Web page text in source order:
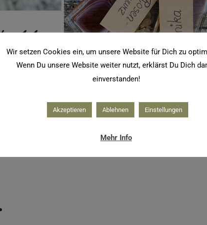
stressigen Zeiten
Wir setzen Cookies ein, um unsere Website für Dich zu
Wenn Du unsere Website weiter nutzt, erklärst Du Dich
einverstanden!
Akzeptieren Ablehnen Einstellungen
Mehr Info